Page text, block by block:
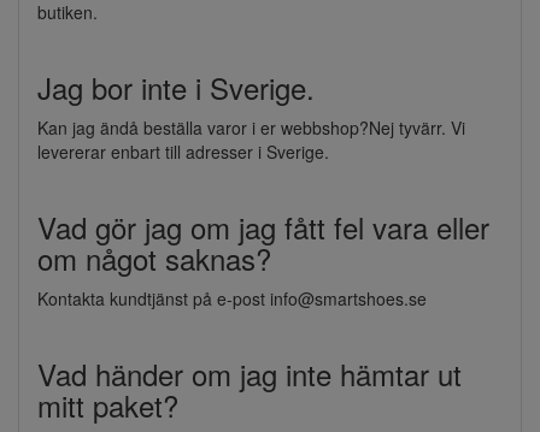
butiken.
Jag bor inte i Sverige.
Kan jag ändå beställa varor i er webbshop?Nej tyvärr. Vi
levererar enbart till adresser i Sverige.
Vad gör jag om jag fått fel vara eller
om något saknas?
Kontakta kundtjänst på e-post info@smartshoes.se
Vad händer om jag inte hämtar ut
mitt paket?